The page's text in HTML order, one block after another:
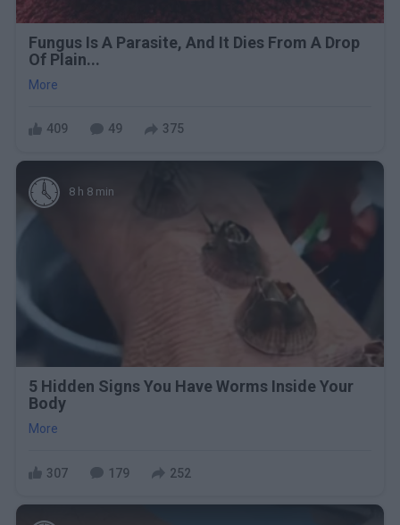
Fungus Is A Parasite, And It Dies From A Drop
Of Plain...
More
409 49 375
8 h 8 min
5 Hidden Signs You Have Worms Inside Your
Body
More
307 179 252